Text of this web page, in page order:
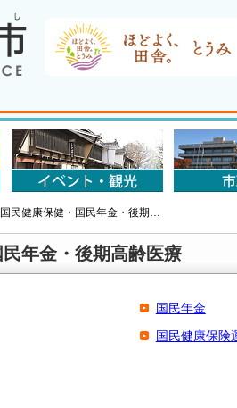
国民健康保健・国民年金・後期…
年金・後期高齢医療
国民年金
国民健康保険